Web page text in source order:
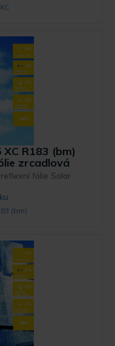
R183 (bm)
zrcadlová
fólie Solar
(bm)